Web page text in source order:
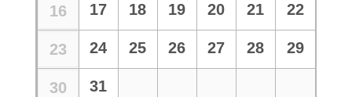
16 17 18 19 20 21 22
23 24 25 26 27 28 29
30 31